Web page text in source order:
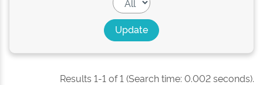
Results 1-1 of 1 (Search time: 0.002 seconds).